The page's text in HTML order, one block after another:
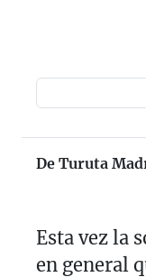
De Turuta
Esta vez la
en general